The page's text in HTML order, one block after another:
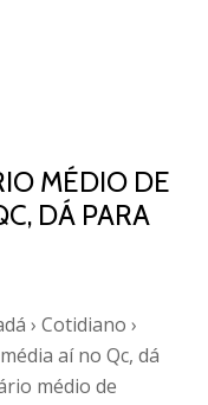
MÉDIO DE
DÁ PARA
› Cotidiano ›
aí no Qc, dá
médio de